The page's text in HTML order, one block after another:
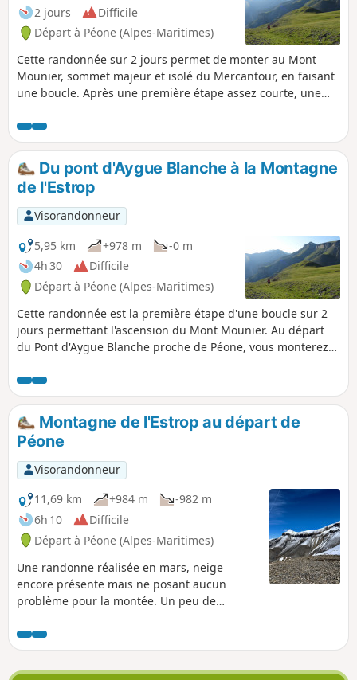
2 jours
Difficile
Départ à Péone (Alpes-Maritimes)
Cette randonnée sur 2 jours permet de monter au Mont
Mounier, sommet majeur et isolé du Mercantour, en faisant
une boucle. Après une première étape assez courte, une
d'un temps plus clair et de croiser éventuellement quelques
chamois et marmottes. La descente jusqu'au Pont d'Aygue
Blanche sera très longue (1800m à descendre). Ne pas
hésiter à démarrer la veille au niveau de l'altifsurface pour
rééquilibrer le parcours.
Du pont d'Aygue Blanche à la Montagne
de l'Estrop
Visorandonneur
5,95 km
+978 m
-0 m
4h 30
Difficile
Départ à Péone (Alpes-Maritimes)
Cette randonnée est la première étape d'une boucle sur 2
jours permettant l'ascension du Mont Mounier. Au départ
du Pont d'Aygue Blanche proche de Péone, vous monterez
l'Estrop où vous pourrez bivouaquer à l'abri. Une étape faite
de forêt de feuillus et d'alpages au pied de la crête
rocailleuse de la Montagne de l'Alp.
Montagne de l'Estrop au départ de
Péone
Visorandonneur
11,69 km
+984 m
-982 m
6h 10
Difficile
Départ à Péone (Alpes-Maritimes)
Une randonne réalisée en mars, neige
encore présente mais ne posant aucun
problème pour la montée. Un peu de
emblématique de Valberg ; une randonnée
qui se déroule sur petit pierrier, sur chemin
et sur piste. Du sommet, vous pourrez